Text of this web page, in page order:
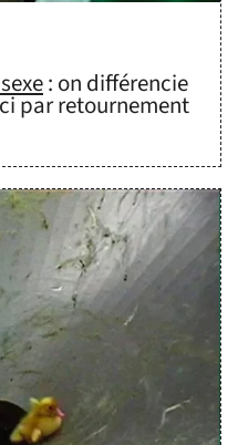
: on différencie
par retournement